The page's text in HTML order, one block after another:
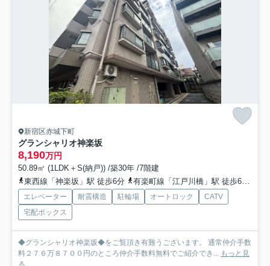
新宿区赤城下町
グランシャリオ神楽坂
8,190万円
50.89㎡ (1LDK＋S(納戸)) /築30年 /7階建
東西線「神楽坂」駅 徒歩6分
有楽町線「江戸川橋」駅 徒歩6分
エレベーター 耐震構造 駐輪場 オートロック
CATV
宅配ボックス
◆グランシャリオ神楽坂◆をご覧頂き有難うございます。 通常仲介手数
料２７６万８７００円のところ仲介手数料無料でご紹介でき... もっと見